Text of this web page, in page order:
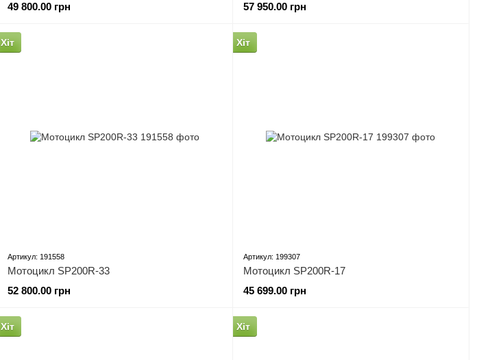
49 800.00 грн
57 950.00 грн
Хіт
Артикул: 191558
Мотоцикл SP200R-33
52 800.00 грн
Хіт
Артикул: 199307
Мотоцикл SP200R-17
45 699.00 грн
Хіт Хіт